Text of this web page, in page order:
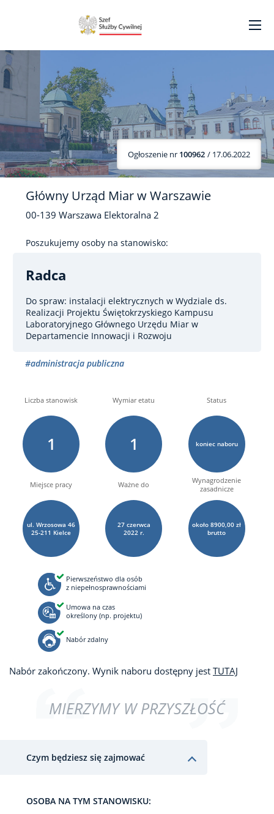
Ogłoszenie nr 100962 / 17.06.2022
Główny Urząd Miar w Warszawie
00-139 Warszawa Elektoralna 2
Poszukujemy osoby na stanowisko:
Radca
Do spraw: instalacji elektrycznych w Wydziale ds.
Realizacji Projektu Świętokrzyskiego Kampusu
Laboratoryjnego Głównego Urzędu Miar w
Departamencie Innowacji i Rozwoju
#administracja publiczna
Liczba stanowisk
1
Wymiar etatu
1
Status
koniec naboru
Miejsce pracy
ul. Wrzosowa 46
25-211 Kielce
Ważne do
27 czerwca
2022 r.
Wynagrodzenie
zasadnicze
około 8900,00 zł
brutto
Pierwszeństwo dla osób
z niepełnosprawnościami
Umowa na czas
określony (np. projektu)
Nabór zdalny
Nabór zakończony. Wynik naboru dostępny jest TUTAJ
MIERZYMY W PRZYSZŁOŚĆ
Czym będziesz się zajmować
OSOBA NA TYM STANOWISKU: